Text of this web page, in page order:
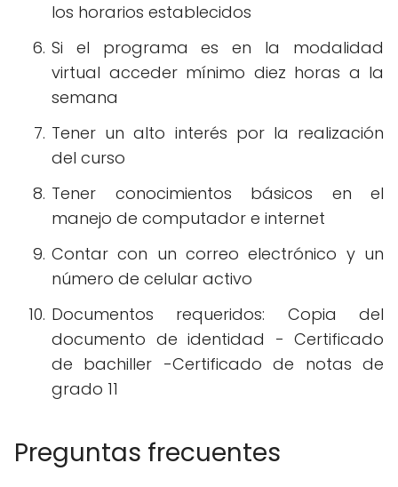
los horarios establecidos
Si el programa es en la modalidad
virtual acceder mínimo diez horas a la
semana
Tener un alto interés por la realización
del curso
Tener conocimientos básicos en el
manejo de computador e internet
Contar con un correo electrónico y un
número de celular activo
Documentos requeridos: Copia del
documento de identidad - Certificado
de bachiller -Certificado de notas de
grado 11
Preguntas frecuentes